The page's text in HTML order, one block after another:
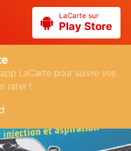
LaCarte sur
Play Store
LaCarte pour suivre vos
rater !